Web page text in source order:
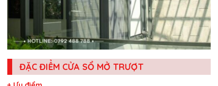
ĐẶC ĐIỂM CỬA SỔ MỞ TRƯỢT